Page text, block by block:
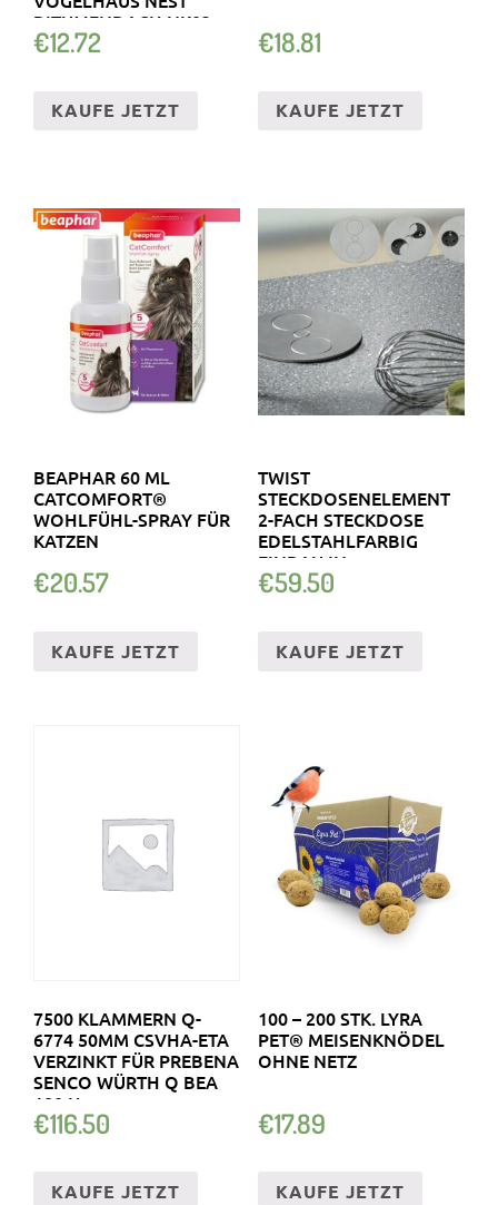
BITUMENDACH NK03
€12.72
KAUFE JETZT
€18.81
KAUFE JETZT
BEAPHAR 60 ML
CATCOMFORT®
WOHLFÜHL-SPRAY FÜR
KATZEN
€20.57
KAUFE JETZT
TWIST
STECKDOSENELEMENT
2-FACH STECKDOSE
EDELSTAHLFARBIG
EINBAU IN
ARBEITSPLATTE
€59.50
KAUFE JETZT
7500 KLAMMERN Q-
6774 50MM CSVHA-ETA
VERZINKT FÜR PREBENA
SENCO WÜRTH Q BEA
180 H
€116.50
KAUFE JETZT
100 – 200 STK. LYRA
PET® MEISENKNÖDEL
OHNE NETZ
€17.89
KAUFE JETZT